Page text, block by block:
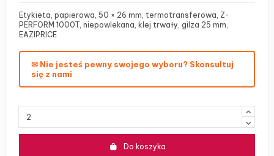
Etykieta, papierowa, 50 × 26 mm, termotransferowa, Z-
PERFORM 1000T, niepowlekana, klej trwały, gilza 25 mm,
EAZIPRICE
✉ Nie jesteś pewny swojego wyboru? Skonsultuj
się z nami
Do koszyka